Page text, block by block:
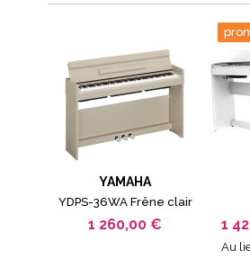
YAMAHA
YDPS-36WA Frêne clair
1 260,00 € 1
Au